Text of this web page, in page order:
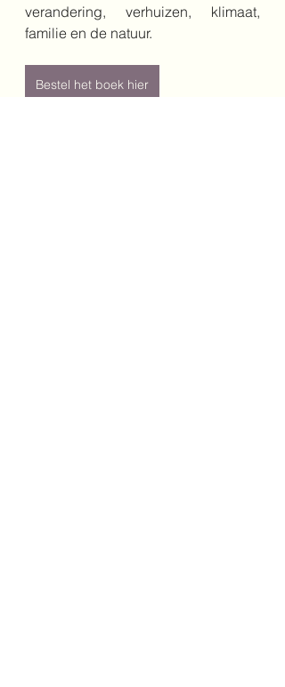
verandering, verhuizen, klimaat,
familie en de natuur.
Bestel het boek hier